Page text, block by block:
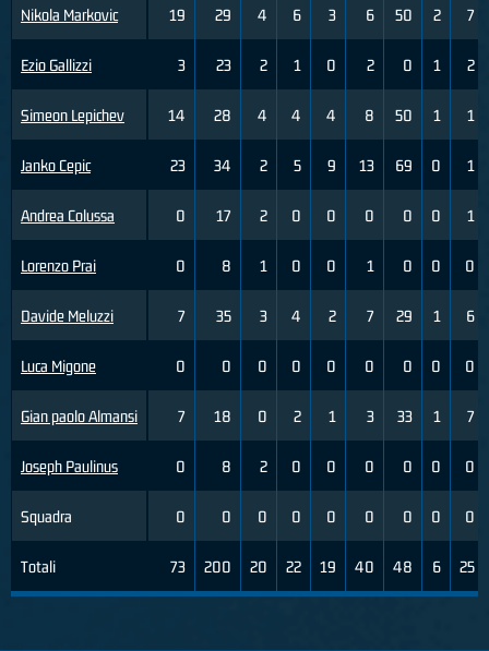
Nikola Markovic
Ezio Gallizzi
Simeon Lepichev
Janko Cepic
Andrea Colussa
Lorenzo Prai
Davide Meluzzi
Luca Migone
Gian paolo Almansi
Joseph Paulinus
Squadra
Totali
19 29 4 6 3 6 50 2 7
3 23 2 1 0 2 0 1 2
14 28 4 4 4 8 50 1 1
23 34 2 5 9 13 69 0 1
0 17 2 0 0 0 0 0 1
0 8 1 0 0 1 0 0 0
7 35 3 4 2 7 29 1 6
0 0 0 0 0 0 0 0 0
7 18 0 2 1 3 33 1 7
0 8 2 0 0 0 0 0 0
0 0 0 0 0 0 0 0 0
73 200 20 22 19 40 48 6 25